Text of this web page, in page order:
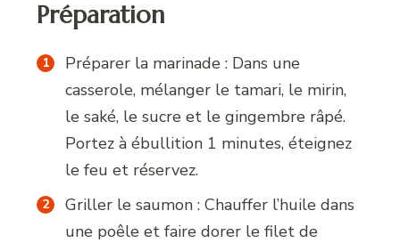
Préparation
Préparer la marinade : Dans une
casserole, mélanger le tamari, le mirin,
le saké, le sucre et le gingembre râpé.
Portez à ébullition 1 minutes, éteignez
le feu et réservez.
Griller le saumon : Chauffer l’huile dans
une poêle et faire dorer le filet de